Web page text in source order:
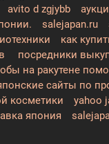
avito d zgjybb
salejapan.ru
как
посредники
на ракутене
сайты по
косметики yahoo
япония